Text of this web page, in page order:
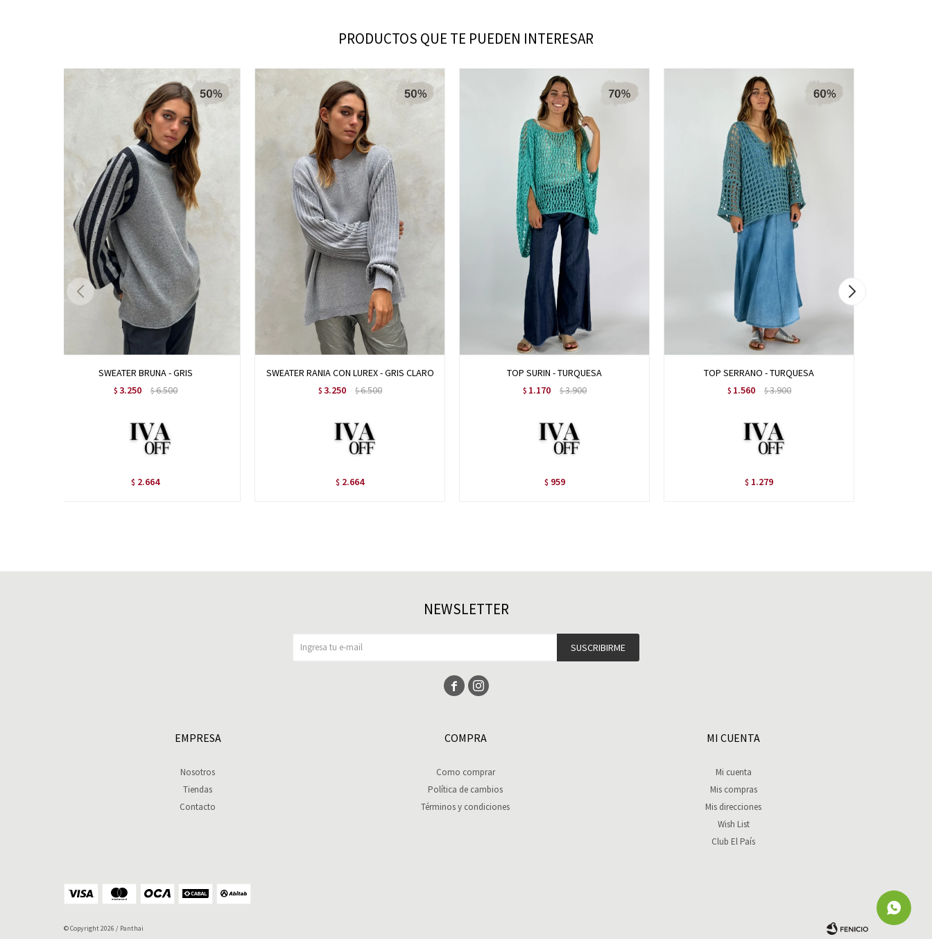
PRODUCTOS QUE TE PUEDEN INTERESAR
SWEATER BRUNA - GRIS
$ 3.250 $6.500
$ 2.664
SWEATER RANIA CON LUREX - GRIS CLARO
$ 3.250 $6.500
$ 2.664
TOP SURIN - TURQUESA
$ 1.170 $3.900
$ 959
TOP SERRANO - TURQUESA
$ 1.560 $3.900
$ 1.279
EMPRESA
Nosotros
Tiendas
Contacto
COMPRA
Como comprar
Política de cambios
Términos y condiciones
MI CUENTA
Mi cuenta
Mis compras
Mis direcciones
Wish List
Club El País
NEWSLETTER
SUSCRIBIRME
 
© Copyright 2026 / Panthai